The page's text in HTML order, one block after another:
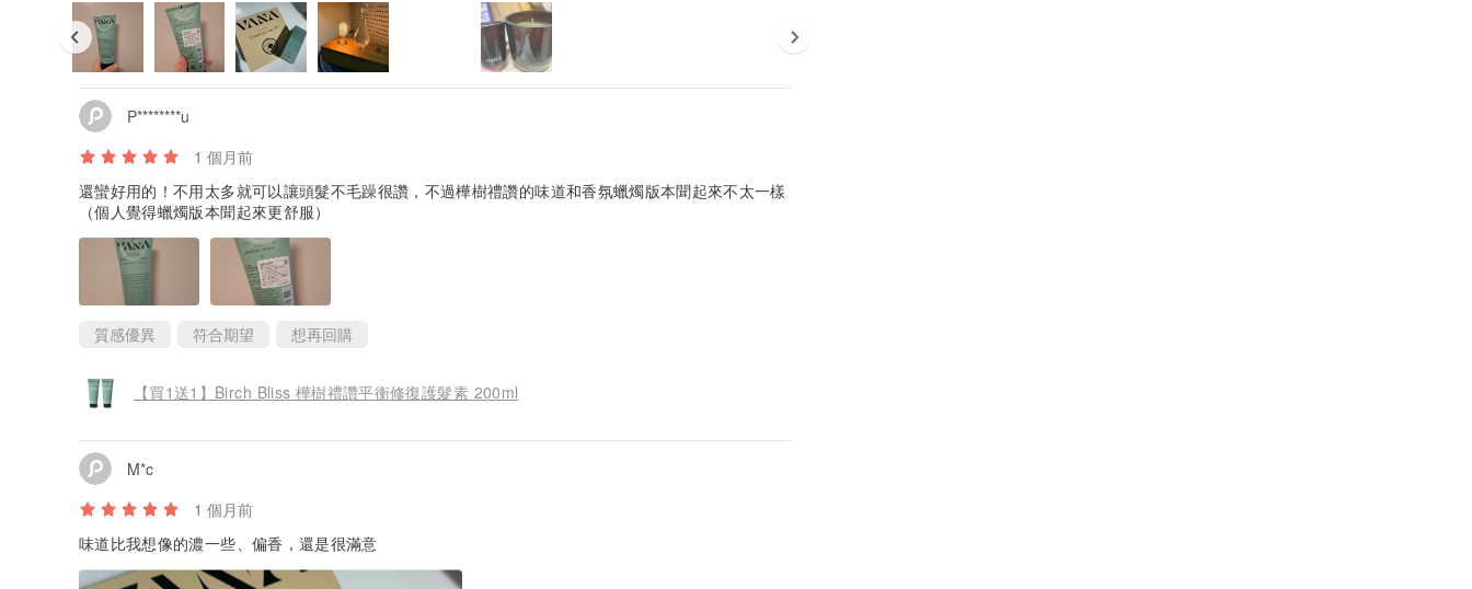
P********u
1 個月前
還蠻好用的！不用太多就可以讓頭髮不毛躁很讚，不過樺樹禮讚的味道和香氛蠟燭版本聞起來不太一樣
（個人覺得蠟燭版本聞起來更舒服）
質感優異 符合期望 想再回購
【買1送1】Birch Bliss 樺樹禮讚平衡修復護髮素 200ml
M*c
1 個月前
味道比我想像的濃一些、偏香，還是很滿意